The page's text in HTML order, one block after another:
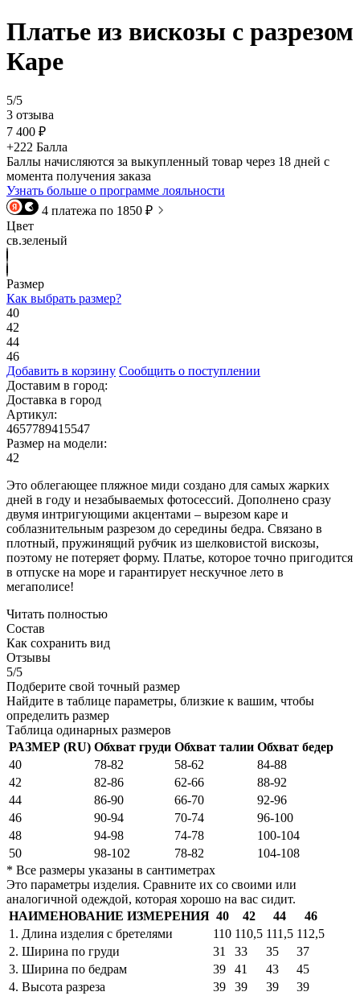
Платье из вискозы с разрезом
Каре
5/5
3 отзыва
7 400 ₽
+222 Балла
Баллы начисляются за выкупленный товар через 18 дней с
момента получения заказа
Узнать больше о программе лояльности
4 платежа по 1850 ₽
Цвет
св.зеленый
Размер
Как выбрать размер?
40
42
44
46
Добавить в корзину Сообщить о поступлении
Доставим в город:
Доставка в город
Артикул:
4657789415547
Размер на модели:
42
Это облегающее пляжное миди создано для самых жарких
дней в году и незабываемых фотосессий. Дополнено сразу
двумя интригующими акцентами – вырезом каре и
соблазнительным разрезом до середины бедра. Связано в
плотный, пружинящий рубчик из шелковистой вискозы,
поэтому не потеряет форму. Платье, которое точно пригодится
в отпуске на море и гарантирует нескучное лето в
мегаполисе!
Читать полностью
Состав
Как сохранить вид
Отзывы
5/5
Подберите свой точный размер
Найдите в таблице параметры, близкие к вашим, чтобы
определить размер
Таблица одинарных размеров
РАЗМЕР (RU) Обхват груди Обхват талии Обхват бедер
40
78-82 58-62
84-88
42
82-86 62-66
88-92
44
86-90 66-70
92-96
46
90-94 70-74
96-100
48
94-98 74-78
100-104
50
98-102 78-82
104-108
* Все размеры указаны в сантиметрах
Это параметры изделия. Сравните их со своими или
аналогичной одеждой, которая хорошо на вас сидит.
НАИМЕНОВАНИЕ ИЗМЕРЕНИЯ 40 42 44
46
1. Длина изделия с бретелями
110 110,5 111,5 112,5
2. Ширина по груди
31 33 35
37
3. Ширина по бедрам
39 41 43
45
4. Высота разреза
39 39 39
39